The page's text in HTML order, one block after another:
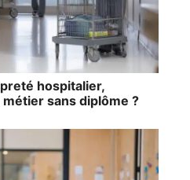
hospitalier,
sans diplôme ?